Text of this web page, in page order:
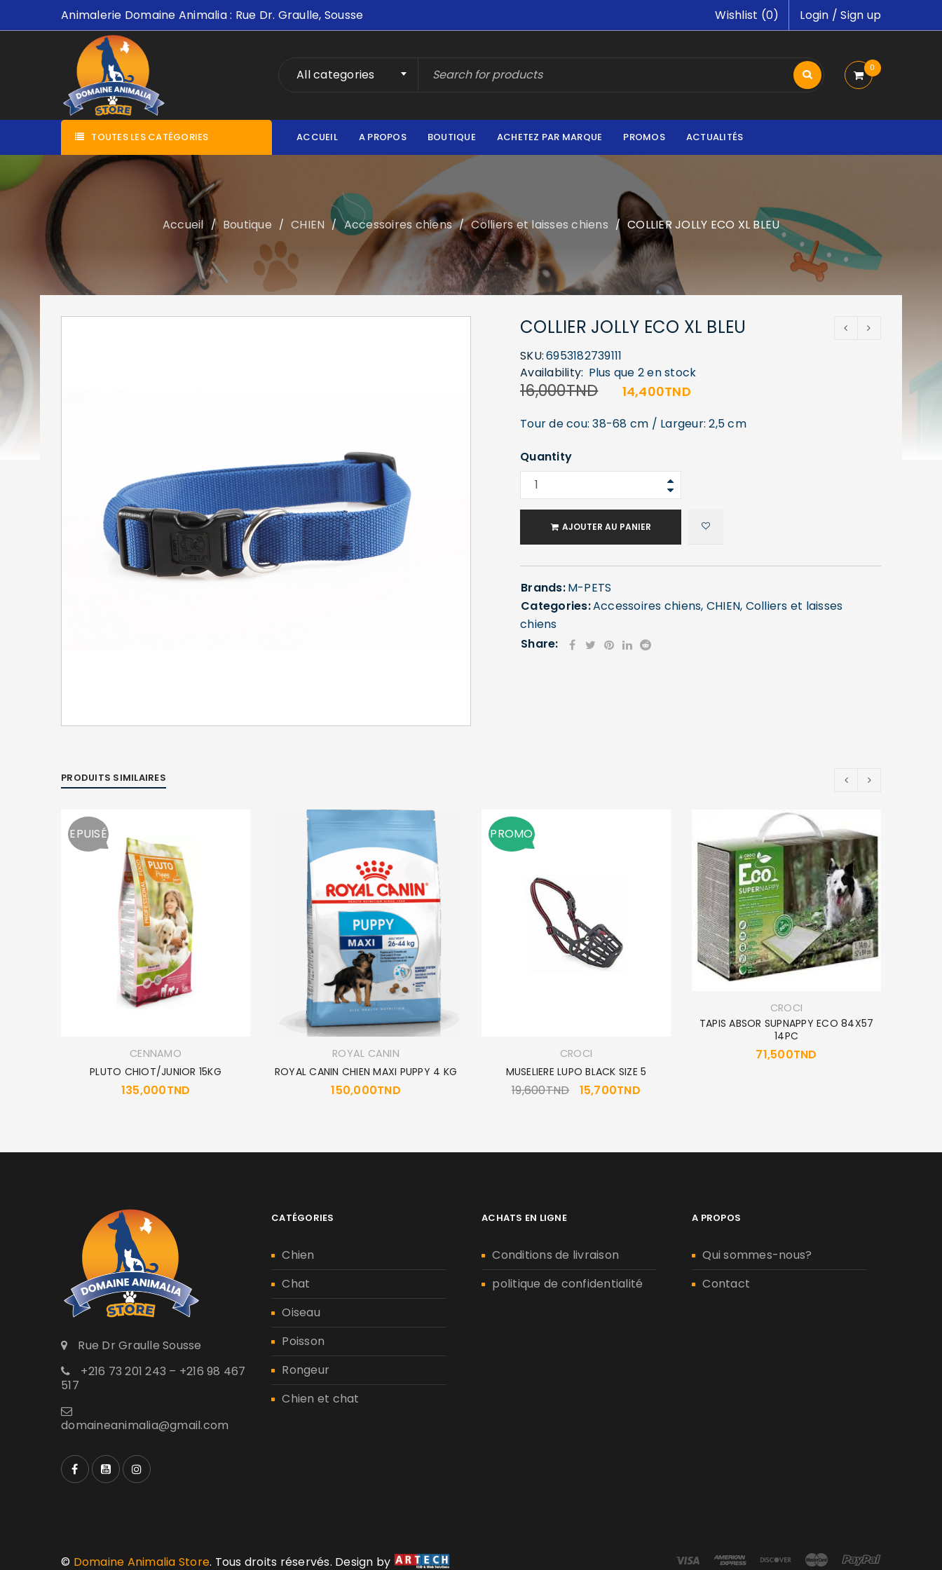
Mot de passe*
Se souvenir de moi
SE CONNECTER
MOT DE PASSE PERDU ?
Animalerie Domaine Animalia : Rue Dr. Graulle, Sousse Login /Sign up
Wishlist (0)
All categories 0
TOUTES LES CATÉGORIES ACCUEIL A PROPOS BOUTIQUE ACHETEZ PAR MARQUE PROMOS ACTUALITÉS
Accueil / Boutique / CHIEN / Accessoires chiens / Colliers et laisses chiens / COLLIER JOLLY ECO XL BLEU
COLLIER JOLLY ECO XL BLEU
SKU:6953182739111
Availability: Plus que 2 en stock
16,000TND 14,400TND
Tour de cou: 38-68 cm / Largeur: 2,5 cm
Quantity
AJOUTER AU PANIER
Brands:M-PETS
Categories:Accessoires chiens, CHIEN, Colliers et laisses
chiens
Share:
PRODUITS SIMILAIRES
EPUISÉ
CENNAMO
PLUTO CHIOT/JUNIOR 15KG
135,000TND
ROYAL CANIN
ROYAL CANIN CHIEN MAXI PUPPY 4 KG
150,000TND
PROMO
CROCI
MUSELIERE LUPO BLACK SIZE 5
19,600TND 15,700TND
CROCI
TAPIS ABSOR SUPNAPPY ECO 84X57
14PC
71,500TND
Rue Dr Graulle Sousse
+216 73 201 243 – +216 98 467
517
domaineanimalia@gmail.com
CATÉGORIES
Chien
Chat
Oiseau
Poisson
Rongeur
Chien et chat
ACHATS EN LIGNE
Conditions de livraison
politique de confidentialité
A PROPOS
Qui sommes-nous?
Contact
© Domaine Animalia Store. Tous droits réservés. Design by